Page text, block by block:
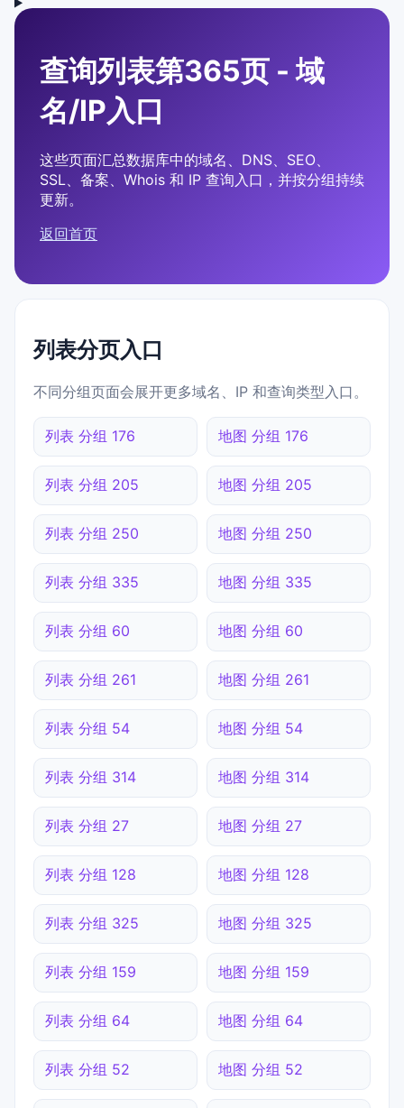
查询列表第365页 - 域
名/IP入口
这些页面汇总数据库中的域名、DNS、SEO、
SSL、备案、Whois 和 IP 查询入口，并按分组持续
更新。
返回首页
列表分页入口
不同分组页面会展开更多域名、IP 和查询类型入口。
列表 分组 176 地图 分组 176
列表 分组 205 地图 分组 205
列表 分组 250 地图 分组 250
列表 分组 335 地图 分组 335
列表 分组 60 地图 分组 60
列表 分组 261 地图 分组 261
列表 分组 54 地图 分组 54
列表 分组 314 地图 分组 314
列表 分组 27 地图 分组 27
列表 分组 128 地图 分组 128
列表 分组 325 地图 分组 325
列表 分组 159 地图 分组 159
列表 分组 64 地图 分组 64
列表 分组 52 地图 分组 52